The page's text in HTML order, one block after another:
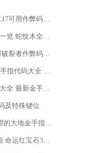
特工17作弊码大全一览 特工17可用作弊码汇总
口袋妖怪蛇纹木金手指代码一览 蛇纹木全金手指代码
银河破裂者作弊码大全 银河破裂者作弊码有哪些
口袋妖怪传说绿宝石1.6.0金手指代码大全 最全可用金
火焰纹章Engage金手指代码大全 最新金手指代码分享
及特殊键位
switch牧场物语橄榄镇与希望的大地金手指作弊代码
口袋妖怪命运红宝石3金手指 命运红宝石3金手指大全